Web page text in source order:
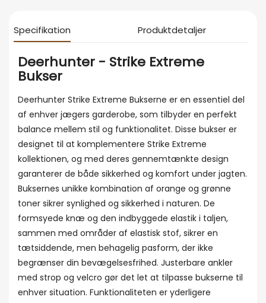
Specifikation Produktdetaljer
Deerhunter - Strike Extreme
Bukser
Deerhunter Strike Extreme Bukserne er en essentiel del
af enhver jægers garderobe, som tilbyder en perfekt
balance mellem stil og funktionalitet. Disse bukser er
designet til at komplementere Strike Extreme
kollektionen, og med deres gennemtænkte design
garanterer de både sikkerhed og komfort under jagten.
Buksernes unikke kombination af orange og grønne
toner sikrer synlighed og sikkerhed i naturen. De
formsyede knæ og den indbyggede elastik i taljen,
sammen med områder af elastisk stof, sikrer en
tætsiddende, men behagelig pasform, der ikke
begrænser din bevægelsesfrihed. Justerbare ankler
med strop og velcro gør det let at tilpasse bukserne til
enhver situation. Funktionaliteten er yderligere